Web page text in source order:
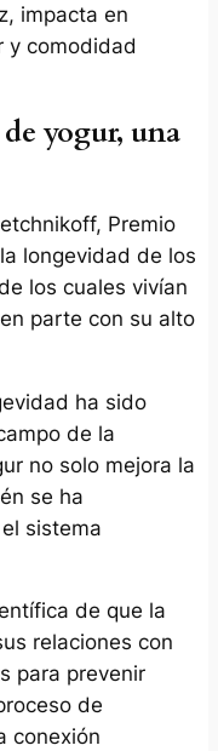
impacta en
y comodidad
yogur, una
Premio
longevidad de los
los cuales vivían
parte con su alto
ha sido
de la
no solo mejora la
se ha
sistema
de que la
relaciones con
para prevenir
de
conexión